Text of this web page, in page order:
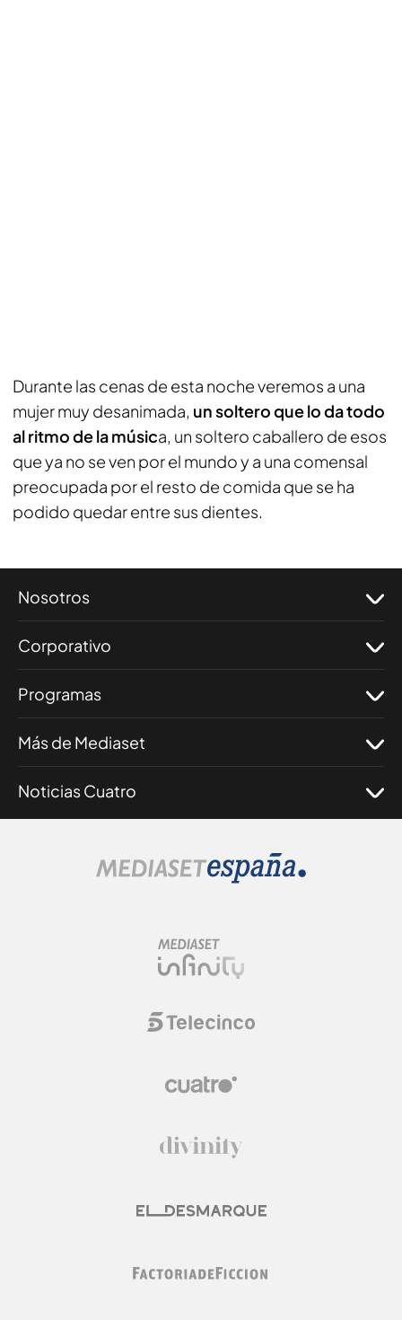
Durante las cenas de esta noche veremos a una
mujer muy desanimada, un soltero que lo da todo
al ritmo de la música, un soltero caballero de esos
que ya no se ven por el mundo y a una comensal
preocupada por el resto de comida que se ha
podido quedar entre sus dientes.
Nosotros
Corporativo
Programas
Más de Mediaset
Noticias Cuatro